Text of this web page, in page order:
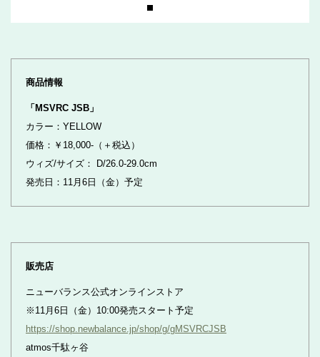
商品情報
「MSVRC JSB」
カラー：YELLOW
価格：￥18,000-（＋税込）
ウィズ/サイズ： D/26.0-29.0cm
発売日：11月6日（金）予定
販売店
ニューバランス公式オンラインストア
※11月6日（金）10:00発売スタート予定
https://shop.newbalance.jp/shop/g/gMSVRCJSB
atmos千駄ヶ谷